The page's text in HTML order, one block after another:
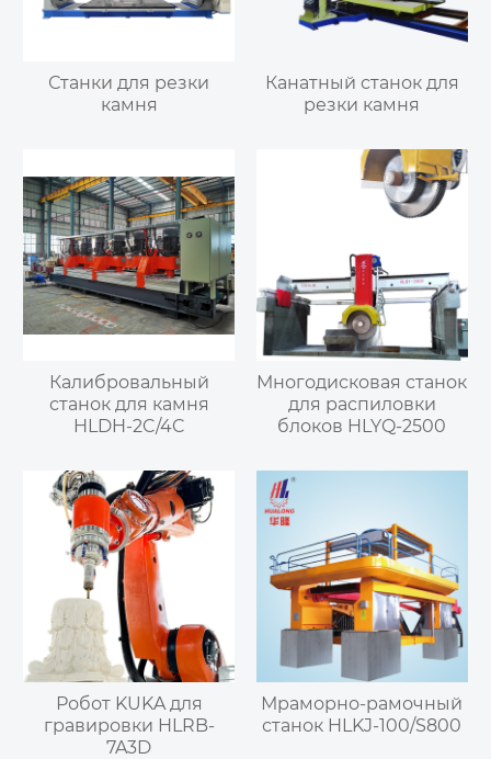
Станки для резки
камня
Канатный станок для
резки камня
Калибровальный
станок для камня
HLDH-2C/4C
Многодисковая станок
для распиловки
блоков HLYQ-2500
Робот KUKA для
гравировки HLRB-
7A3D
Мраморно-рамочный
станок HLKJ-100/S800